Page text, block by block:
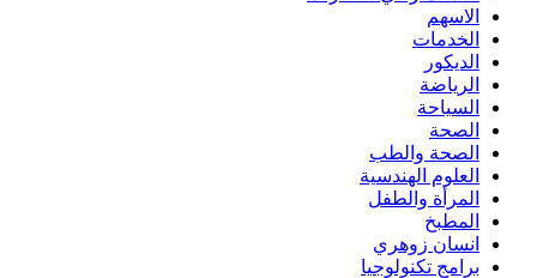
الاسهم
الخدمات
الديكور
الرياضة
السياحة
الصحة
الصحة والطب
العلوم الهندسية
المرأة والطفل
المطبخ
انسان زوهري
برامج تكنولوجيا